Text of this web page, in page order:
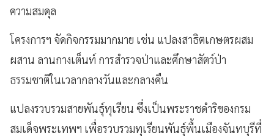
ความสมดุล
โครงการฯ จัดกิจกรรมมากมาย เช่น แปลงสาธิตเกษตรผสม
ผสาน ลานกางเต็นท์ การสำรวจป่าและศึกษาสัตว์ป่า
ธรรมชาติในเวลากลางวันและกลางคืน
แปลงรวบรวมสายพันธุ์ทุเรียน ซึ่งเป็นพระราชดำริของกรม
สมเด็จพระเทพฯ เพื่อรวบรวมทุเรียนพันธุ์พื้นเมืองจันทบุรีที่